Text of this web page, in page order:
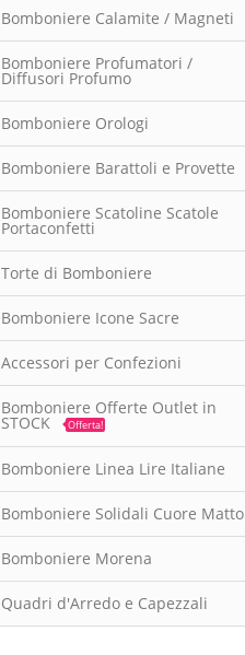
Bomboniere Calamite / Magneti
Bomboniere Profumatori /
Diffusori Profumo
Bomboniere Orologi
Bomboniere Barattoli e Provette
Bomboniere Scatoline Scatole
Portaconfetti
Torte di Bomboniere
Bomboniere Icone Sacre
Accessori per Confezioni
Bomboniere Offerte Outlet in
STOCK Offerta!
Bomboniere Linea Lire Italiane
Bomboniere Solidali Cuore Matto
Bomboniere Morena
Quadri d'Arredo e Capezzali